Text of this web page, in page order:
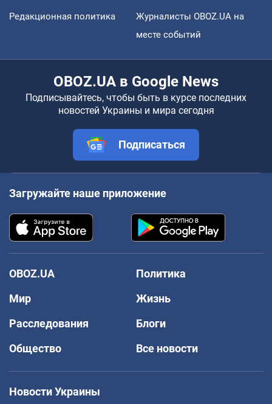
Редакционная политика
Журналисты OBOZ.UA на
месте событий
OBOZ.UA в Google News
Подписывайтесь, чтобы быть в курсе последних
новостей Украины и мира сегодня
Подписаться
Загружайте наше приложение
OBOZ.UA
Политика
Мир
Жизнь
Расследования
Блоги
Общество
Все новости
Новости Украины